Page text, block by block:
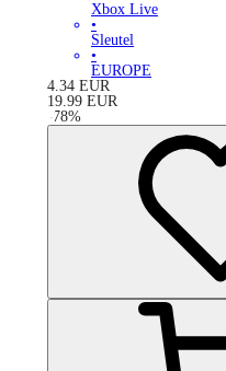
Xbox Live
•
Sleutel
•
EUROPE
4.34 EUR
19.99 EUR
-78%